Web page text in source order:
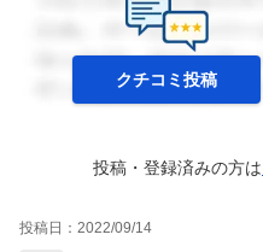
クチコミ投稿
投稿・登録済みの方は
投稿日： 2022/09/14